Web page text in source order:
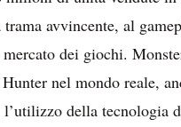
avvincente, al
dei giochi.
nel mondo reale,
della tecnologia